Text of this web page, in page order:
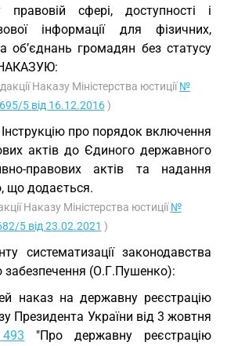
правовій сфері, доступності і
інформації для фізичних,
об’єднань громадян без статусу
Наказу Міністерства юстиції№
5 від 16.12.2016)
про порядок включення
актів до Єдиного державного
правових актів та надання
що додається.
Наказу Міністерства юстиції№
5 від 23.02.2021 )
систематизації законодавства
забезпечення (О.Г.Пушенко):
наказ на державну реєстрацію
Президента України від 3 жовтня
"Про державну реєстрацію